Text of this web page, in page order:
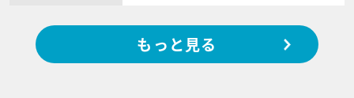
もっと見る